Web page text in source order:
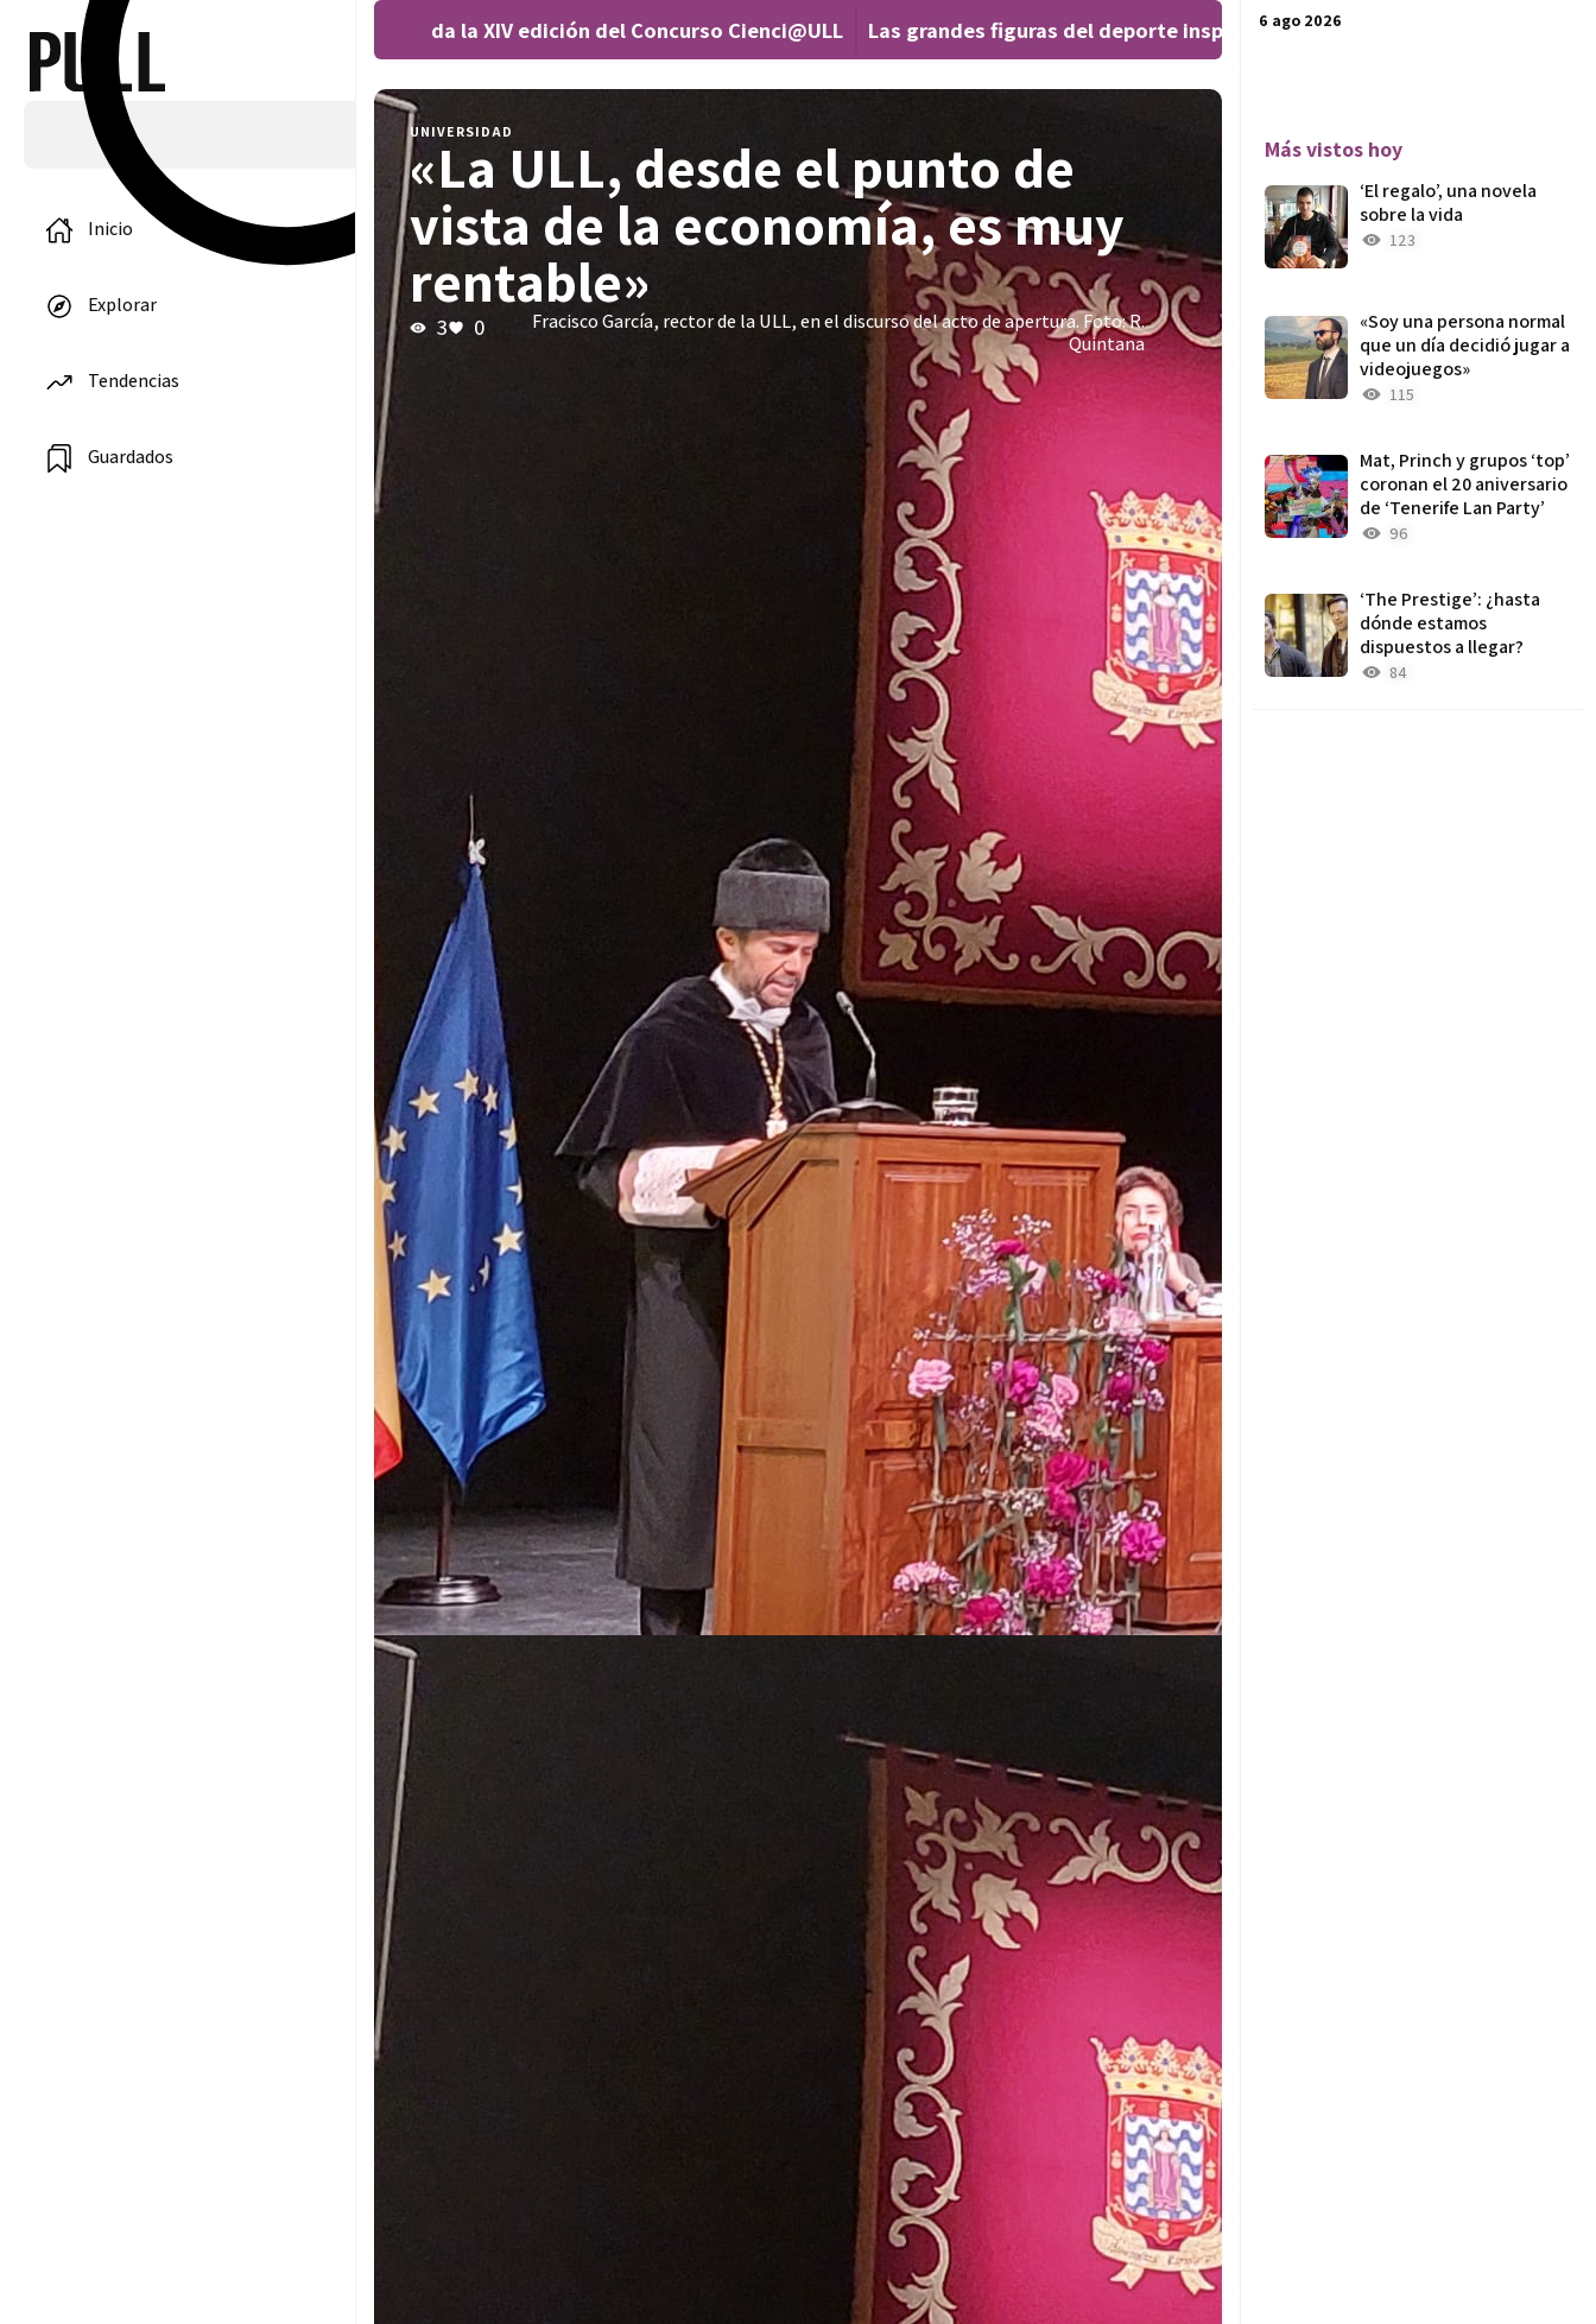
Inicio
Explorar
Tendencias
Guardados
Covocada la XIV edición del Concurso Cienci@ULL Las grandes figuras del deporte inspiran al público en el Teatro Leal
6 ago 2026
UNIVERSIDAD
«La ULL, desde el punto de
vista de la economía, es muy
rentable»
3 0
Fracisco García, rector de la ULL, en el discurso del acto de apertura. Foto: R.
Quintana
Más vistos hoy
‘El regalo’, una novela
sobre la vida
123
«Soy una persona normal
que un día decidió jugar a
videojuegos»
115
Mat, Princh y grupos ‘top’
coronan el 20 aniversario
de ‘Tenerife Lan Party’
96
‘The Prestige’: ¿hasta
dónde estamos
dispuestos a llegar?
84